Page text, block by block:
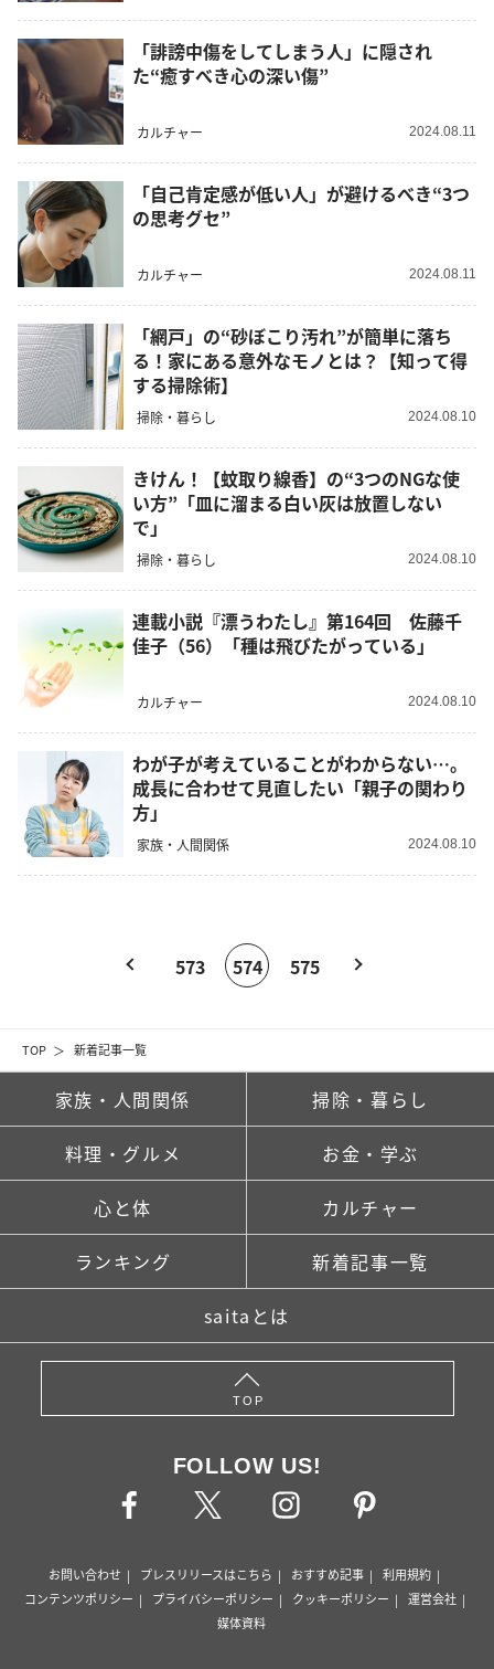
TOP 新着記事一覧
「誹謗中傷をしてしまう人」に隠され
た“癒すべき心の深い傷”
カルチャー 2024.08.11
「自己肯定感が低い人」が避けるべき“3つ
の思考グセ”
カルチャー 2024.08.11
「網戸」の“砂ぼこり汚れ”が簡単に落ち
る！家にある意外なモノとは？【知って得
する掃除術】
掃除・暮らし 2024.08.10
きけん！【蚊取り線香】の“3つのNGな使
い方”「皿に溜まる白い灰は放置しない
で」
掃除・暮らし 2024.08.10
連載小説『漂うわたし』第164回 佐藤千
佳子（56）「種は飛びたがっている」
カルチャー 2024.08.10
わが子が考えていることがわからない…。
成長に合わせて見直したい「親子の関わり
方」
家族・人間関係 2024.08.10
573 574 575
家族・人間関係 掃除・暮らし
料理・グルメ お金・学ぶ
心と体 カルチャー
ランキング 新着記事一覧
saitaとは
TOP
FOLLOW US!
お問い合わせ プレスリリースはこちら おすすめ記事
利用規約
コンテンツポリシー
プライバシーポリシー クッキーポリシー
運営会社
媒体資料